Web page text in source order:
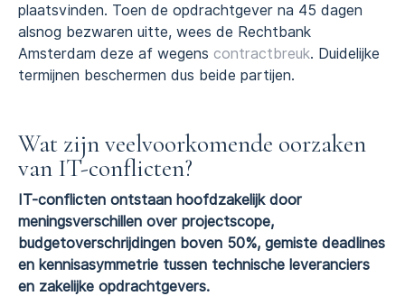
plaatsvinden. Toen de opdrachtgever na 45 dagen
alsnog bezwaren uitte, wees de Rechtbank
Amsterdam deze af wegens contractbreuk. Duidelijke
termijnen beschermen dus beide partijen.
Wat zijn veelvoorkomende oorzaken
van IT-conflicten?
IT-conflicten ontstaan hoofdzakelijk door
meningsverschillen over projectscope,
budgetoverschrijdingen boven 50%, gemiste deadlines
en kennisasymmetrie tussen technische leveranciers
en zakelijke opdrachtgevers.